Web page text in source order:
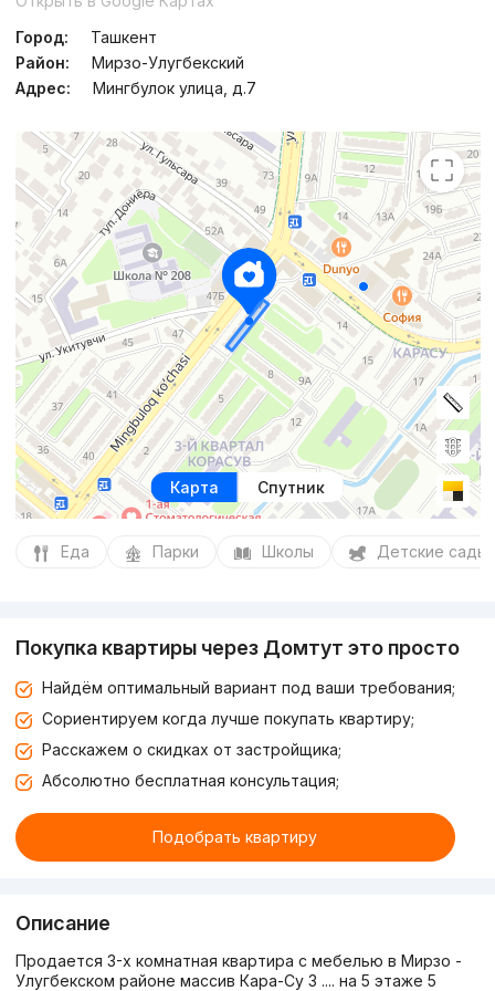
Сдан 2022,Сарвар
3к квартира, 80 м²
+998 (99) 003...
Город:
Ташкент
Район:
Мирзо-Улугбекский
Адрес:
Мингбулок улица, д.7
Карта Спутник
Еда Парки Школы Детские сады
Покупка квартиры через Домтут это просто
Найдём оптимальный вариант под ваши требования;
Сориентируем когда лучше покупать квартиру;
Расскажем о скидках от застройщика;
Абсолютно бесплатная консультация;
Подобрать квартиру
Описание
Продается 3-х комнатная квартира с мебелью в Мирзо -
Улугбекском районе массив Кара-Су 3 .... на 5 этаже 5